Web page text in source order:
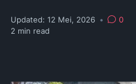
Updated: 12 Mei, 2026 •
0
2 min read